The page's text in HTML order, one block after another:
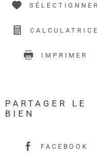
SÉLECTIONNER
CALCULATRICE
IMPRIMER
PARTAGER LE
BIEN
FACEBOOK